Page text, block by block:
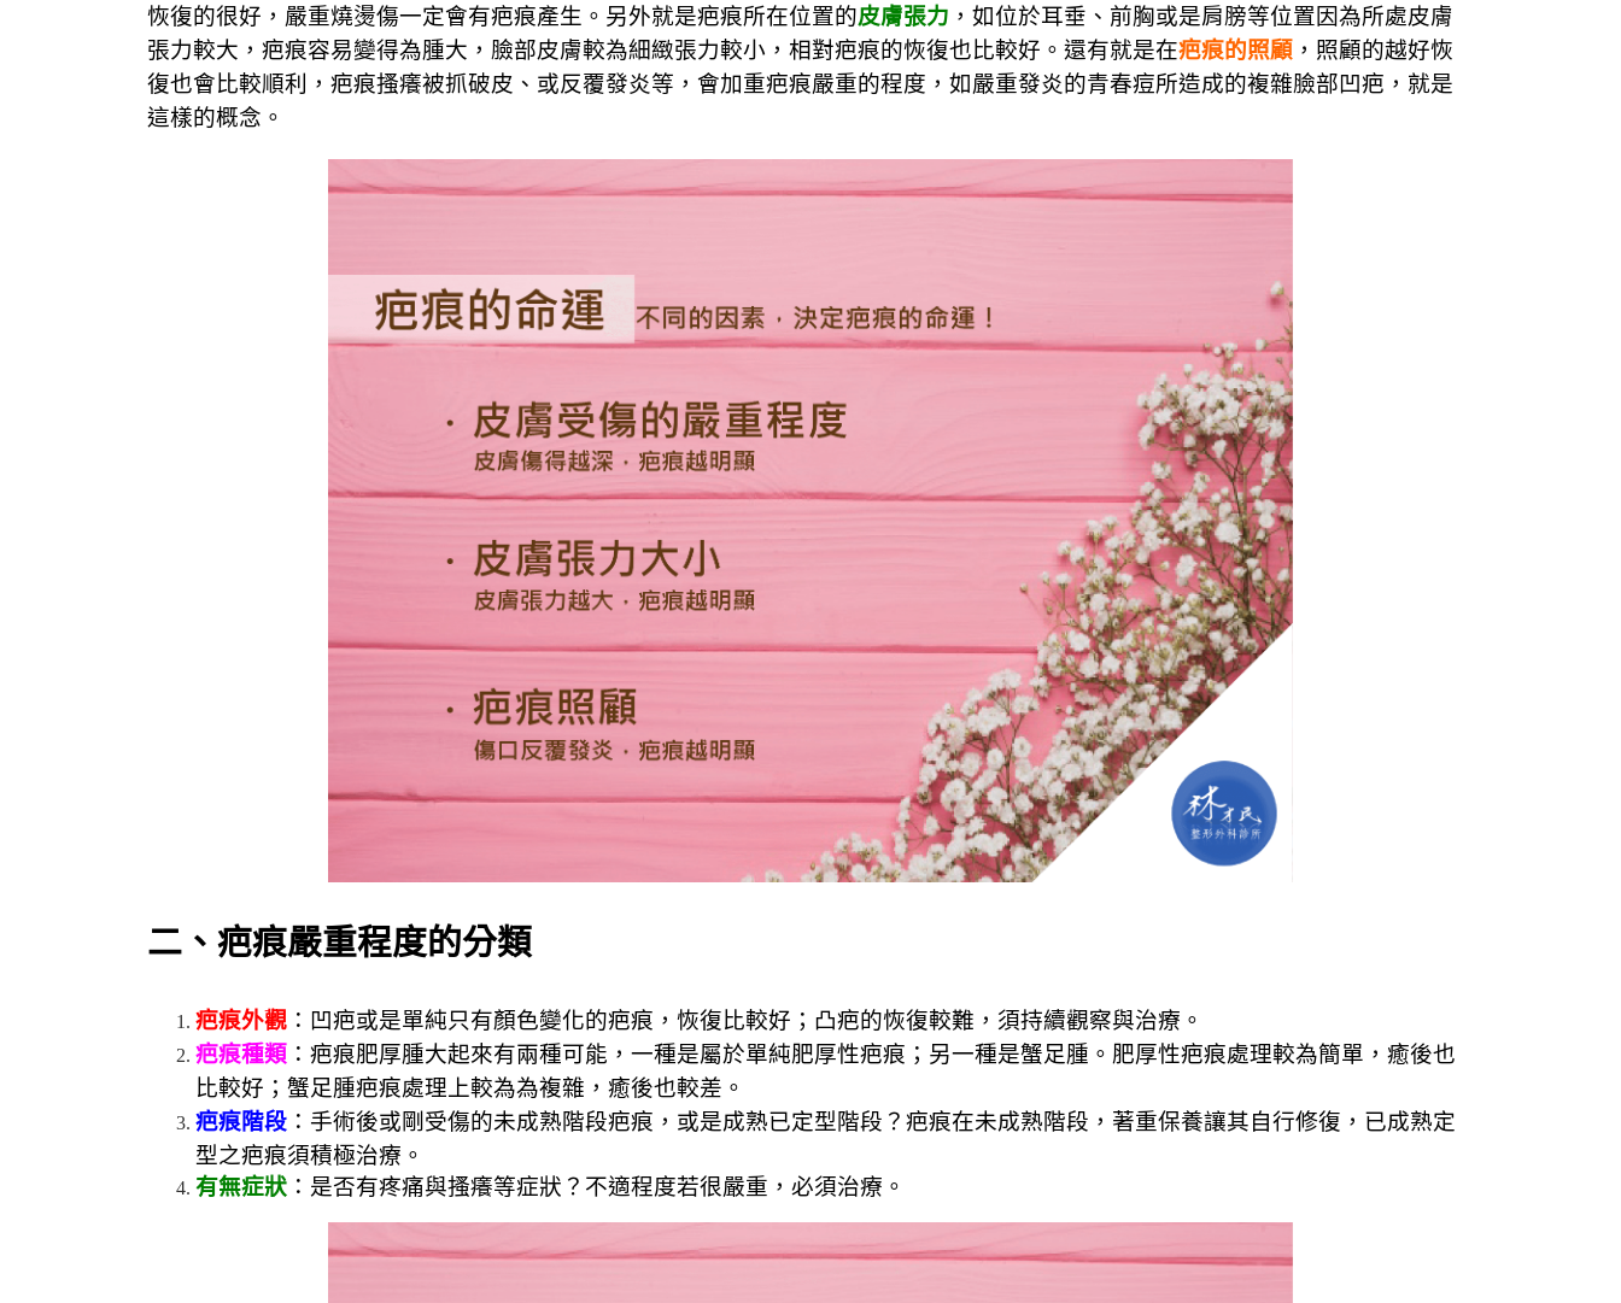
恢復的很好，嚴重燒燙傷一定會有疤痕產生。另外就是疤痕所在位置的皮膚張力 ，如位於耳垂、前胸或是肩膀等位置因為所處皮膚
張力較大，疤痕容易變得為腫大，臉部皮膚較為細緻張力較小，相對疤痕的恢復也比較好。還有就是在疤痕的照顧 ，照顧的越好恢
復也會比較順利，疤痕搔癢被抓破皮、或反覆發炎等，會加重疤痕嚴重的程度，如嚴重發炎的青春痘所造成的複雜臉部凹疤，就是
這樣的概念。
二、疤痕嚴重程度的分類
疤痕外觀 ：凹疤或是單純只有顏色變化的疤痕，恢復比較好；凸疤的恢復較難，須持續觀察與治療。
疤痕種類 ：疤痕肥厚腫大起來有兩種可能，一種是屬於單純肥厚性疤痕；另一種是蟹足腫。肥厚性疤痕處理較為簡單，癒後也
比較好；蟹足腫疤痕處理上較為為複雜，癒後也較差。
疤痕階段 ：手術後或剛受傷的未成熟階段疤痕，或是成熟已定型階段？疤痕在未成熟階段，著重保養讓其自行修復，已成熟定
型之疤痕須積極治療。
有無症狀 ：是否有疼痛與搔癢等症狀？不適程度若很嚴重，必須治療。